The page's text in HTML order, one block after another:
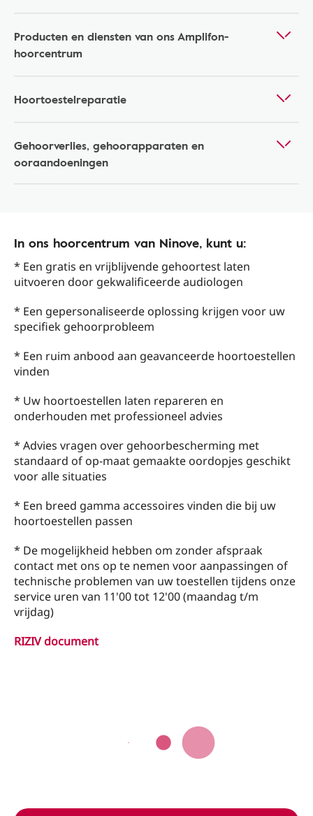
Producten en diensten van ons Amplifon-
hoorcentrum
Hoortoestelreparatie
Gehoorverlies, gehoorapparaten en
ooraandoeningen
In ons hoorcentrum van Ninove, kunt u:
* Een gratis en vrijblijvende gehoortest laten
uitvoeren door gekwalificeerde audiologen
* Een gepersonaliseerde oplossing krijgen voor uw
specifiek gehoorprobleem
* Een ruim anbood aan geavanceerde hoortoestellen
vinden
* Uw hoortoestellen laten repareren en
onderhouden met professioneel advies
* Advies vragen over gehoorbescherming met
standaard of op-maat gemaakte oordopjes geschikt
voor alle situaties
* Een breed gamma accessoires vinden die bij uw
hoortoestellen passen
* De mogelijkheid hebben om zonder afspraak
contact met ons op te nemen voor aanpassingen of
technische problemen van uw toestellen tijdens onze
service uren van 11'00 tot 12'00 (maandag t/m
vrijdag)
RIZIV document